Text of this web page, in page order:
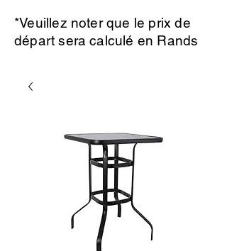
*Veuillez noter que le prix de
départ sera calculé en Rands